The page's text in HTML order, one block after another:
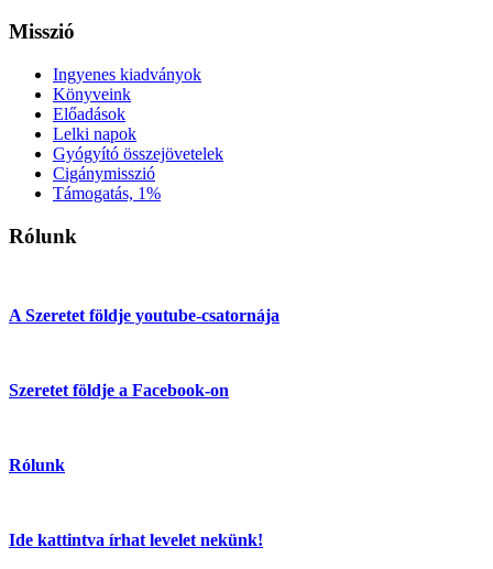
Misszió
Ingyenes kiadványok
Könyveink
Előadások
Lelki napok
Gyógyító összejövetelek
Cigánymisszió
Támogatás, 1%
Rólunk
A Szeretet földje youtube-csatornája
Szeretet földje a Facebook-on
Rólunk
Ide kattintva írhat levelet nekünk!